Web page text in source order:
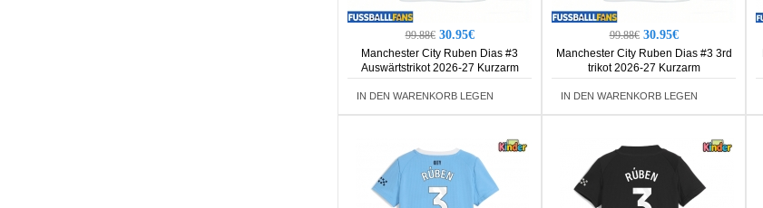
99.88€ 30.95€
Manchester City Ruben Dias #3
Auswärtstrikot 2026-27 Kurzarm
IN DEN WARENKORB LEGEN
99.88€ 30.95€
Manchester City Ruben Dias #3 3rd
trikot 2026-27 Kurzarm
IN DEN WARENKORB LEGEN